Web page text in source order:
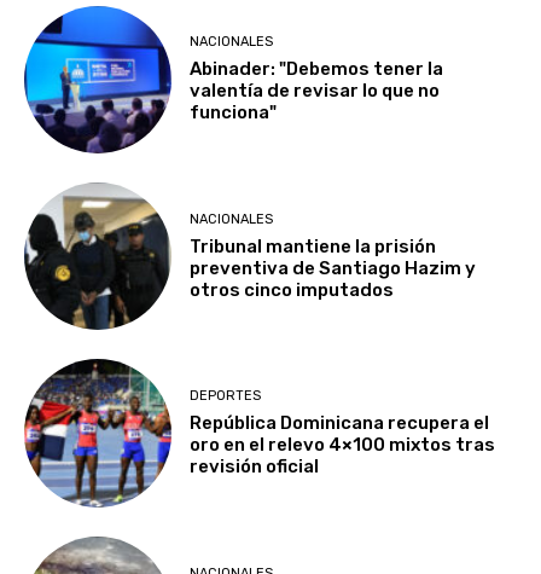
NACIONALES
Abinader: "Debemos tener la
valentía de revisar lo que no
funciona"
NACIONALES
Tribunal mantiene la prisión
preventiva de Santiago Hazim y
otros cinco imputados
DEPORTES
República Dominicana recupera el
oro en el relevo 4×100 mixtos tras
revisión oficial